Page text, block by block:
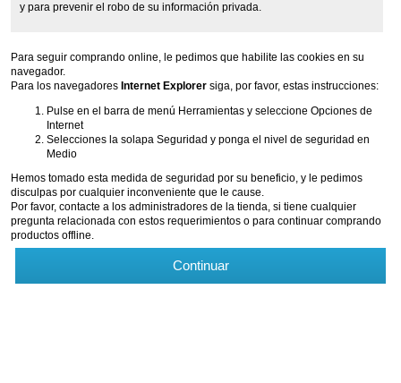
y para prevenir el robo de su información privada.
Para seguir comprando online, le pedimos que habilite las cookies en su
navegador.
Para los navegadores Internet Explorersiga, por favor, estas instrucciones:
Pulse en el barra de menú Herramientas y seleccione Opciones de
Internet
Selecciones la solapa Seguridad y ponga el nivel de seguridad en
Medio
Hemos tomado esta medida de seguridad por su beneficio, y le pedimos
disculpas por cualquier inconveniente que le cause.
Por favor, contacte a los administradores de la tienda, si tiene cualquier
pregunta relacionada con estos requerimientos o para continuar comprando
productos offline.
Continuar